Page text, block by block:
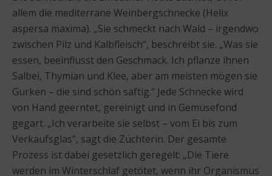
allem die mediterrane Weinbergschnecke (Helix
aspersa maxima). „Sie schmeckt nach Wald – irgendwo
zwischen Pilz und Kalbfleisch“, beschreibt sie. „Was sie
essen, beeinflusst den Geschmack. Ich pflanze ihnen
Salbei, Thymian und Klee, aber am meisten mögen sie
Gurken – die sind schön saftig.“ Jede Schnecke wird
von Hand geerntet, gereinigt und in Gemüsefond
gegart. „Ich verarbeite sie selbst – vom Ei bis zum
Verkaufsglas“, sagt die Züchterin. Der gesamte
Prozess ist dabei gesetzlich geregelt: „Die Tiere
werden im Winterschlaf getötet, wenn ihr Organismus